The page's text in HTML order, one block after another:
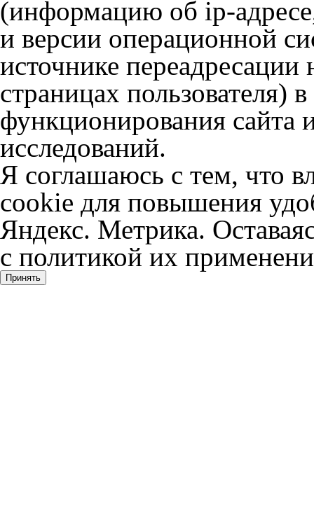
(информацию об ip-адресе
и версии операционной
источнике
страницах пользователя)
функционирования сайта
исследований.
Я соглашаюсь с тем, что
cookie для повышения
Яндекс. Метрика.
с политикой их
Принять